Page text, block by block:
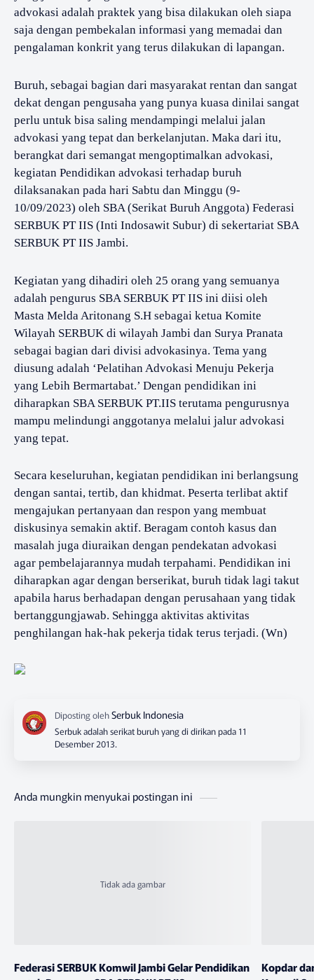
advokasi adalah praktek yang bisa dilakukan oleh siapa
saja dengan pembekalan informasi yang memadai dan
pengalaman konkrit yang terus dilakukan di lapangan.
Buruh, sebagai bagian dari masyarakat rentan dan sangat
dekat dengan pengusaha yang punya kuasa dinilai sangat
perlu untuk bisa saling mendampingi melalui jalan
advokasi yang tepat dan berkelanjutan. Maka dari itu,
berangkat dari semangat mengoptimalkan advokasi,
kegiatan Pendidikan advokasi terhadap buruh
dilaksanakan pada hari Sabtu dan Minggu (9-
10/09/2023) oleh SBA (Serikat Buruh Anggota) Federasi
SERBUK PT IIS (Inti Indosawit Subur) di sekertariat SBA
SERBUK PT IIS Jambi.
Kegiatan yang dihadiri oleh 25 orang yang semuanya
adalah pengurus SBA SERBUK PT IIS ini diisi oleh
Masta Melda Aritonang S.H sebagai ketua Komite
Wilayah SERBUK di wilayah Jambi dan Surya Pranata
sebagai bagian dari divisi advokasinya. Tema yang
diusung adalah ‘Pelatihan Advokasi Menuju Pekerja
yang Lebih Bermartabat.’ Dengan pendidikan ini
diharapkan SBA SERBUK PT.IIS terutama pengurusnya
mampu melindungi anggotanya melalui jalur advokasi
yang tepat.
Secara keseluruhan, kegiatan pendidikan ini berlangsung
dengan santai, tertib, dan khidmat. Peserta terlibat aktif
mengajukan pertanyaan dan respon yang membuat
diskusinya semakin aktif. Beragam contoh kasus dan
masalah juga diuraikan dengan pendekatan advokasi
agar pembelajarannya mudah terpahami. Pendidikan ini
diharapkan agar dengan berserikat, buruh tidak lagi takut
apabila harus berhadapan dengan perusahaan yang tidak
bertanggungjawab. Sehingga aktivitas aktivitas
penghilangan hak-hak pekerja tidak terus terjadi. (Wn)
Serbuk adalah serikat buruh yang di dirikan pada 11
Desember 2013.
Anda mungkin menyukai postingan ini
Federasi SERBUK Komwil Jambi Gelar Pendidikan
Kopdar